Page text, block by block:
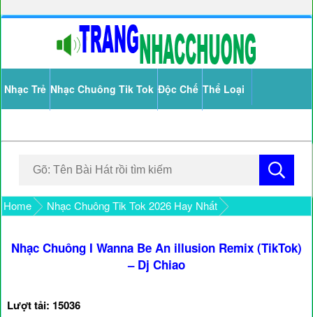
Nhạc Trẻ Nhạc Chuông Tik Tok Độc Chế Thể Loại
Home Nhạc Chuông Tik Tok 2026 Hay Nhất
Nhạc Chuông I Wanna Be An illusion Remix (TikTok)
– Dj Chiao
Lượt tải: 15036